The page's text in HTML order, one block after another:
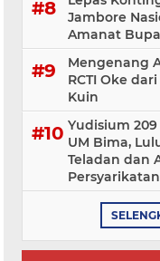
Jambore
Amanat
Mengenang
RCTI Oke
Kuin
Yudisium
UM Bima,
Teladan dan